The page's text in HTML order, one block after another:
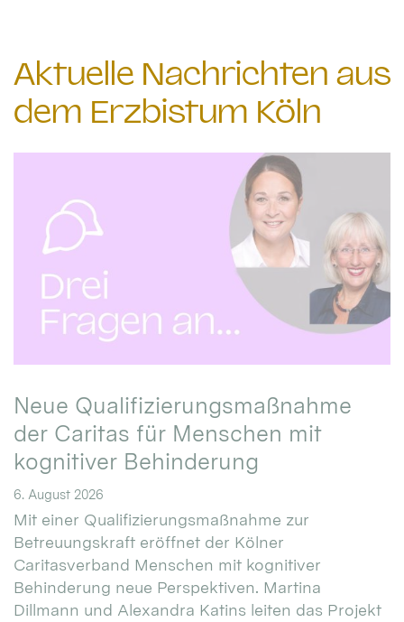
Aktuelle Nachrichten aus
dem Erzbistum Köln
Neue Qualifizierungsmaßnahme
der Caritas für Menschen mit
kognitiver Behinderung
6. August 2026
Mit einer Qualifizierungsmaßnahme zur
Betreuungskraft eröffnet der Kölner
Caritasverband Menschen mit kognitiver
Behinderung neue Perspektiven. Martina
Dillmann und Alexandra Katins leiten das Projekt